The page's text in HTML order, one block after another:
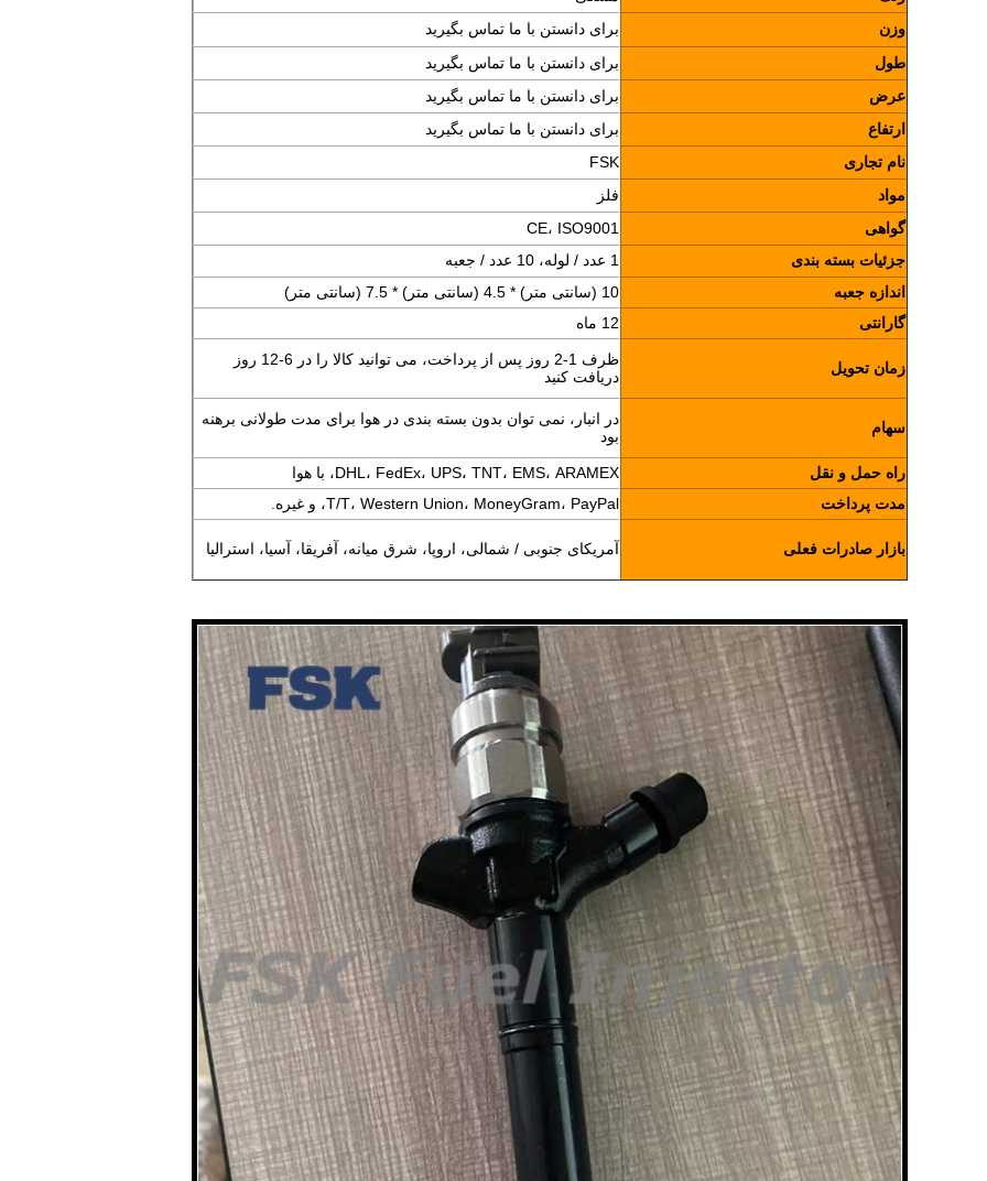
وزن
برای دانستن با ما تماس بگیرید
طول
برای دانستن با ما تماس بگیرید
عرض
برای دانستن با ما تماس بگیرید
ارتفاع
برای دانستن با ما تماس بگیرید
نام تجاری
FSK
مواد
فلز
گواهی
CE، ISO9001
جزئیات بسته بندی
1 عدد / لوله، 10 عدد / جعبه
اندازه جعبه
10 (سانتی متر) * 4.5 (سانتی متر) * 7.5 (سانتی متر)
گارانتی
12 ماه
زمان تحویل
ظرف 1-2 روز پس از پرداخت، می توانید کالا را در 6-12 روز
دریافت کنید
سهام
در انبار، نمی توان بدون بسته بندی در هوا برای مدت طولانی برهنه
بود
راه حمل و نقل
DHL، FedEx، UPS، TNT، EMS، ARAMEX، با هوا
مدت پرداخت
T/T، Western Union، MoneyGram، PayPal، و غیره.
بازار صادرات فعلی آمریکای جنوبی / شمالی، اروپا، شرق میانه، آفریقا، آسیا، استرالیا